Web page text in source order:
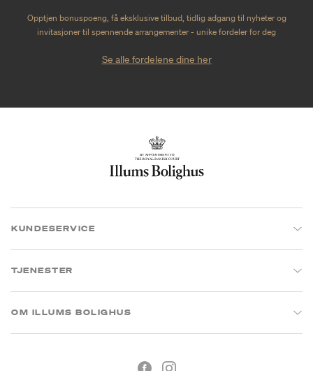
Opptjen bonuspoeng, få eksklusive tilbud, tidlig adgang til nyheter og
invitasjoner til spennende arrangementer - unike fordeler for deg
Se alle fordelene dine her
KUNDESERVICE
TJENESTER
OM ILLUMS BOLIGHUS